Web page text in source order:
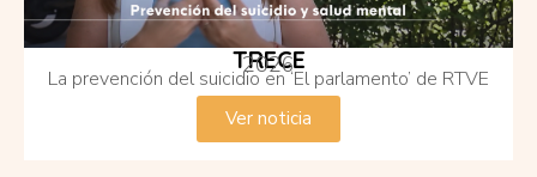
TRECE
2026
La prevención del suicidio en ‘El parlamento’ de RTVE
Ver noticia